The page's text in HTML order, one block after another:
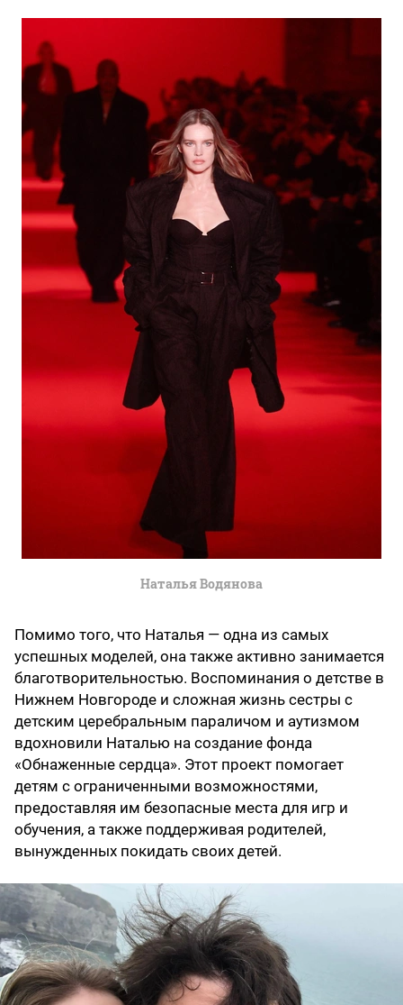
Наталья Водянова
Помимо того, что Наталья — одна из самых
успешных моделей, она также активно занимается
благотворительностью. Воспоминания о детстве в
Нижнем Новгороде и сложная жизнь сестры с
детским церебральным параличом и аутизмом
вдохновили Наталью на создание фонда
«Обнаженные сердца». Этот проект помогает
детям с ограниченными возможностями,
предоставляя им безопасные места для игр и
обучения, а также поддерживая родителей,
вынужденных покидать своих детей.